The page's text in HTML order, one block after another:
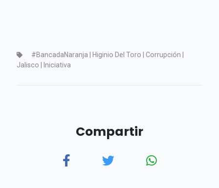
#BancadaNaranja | Higinio Del Toro | Corrupción |
Jalisco | Iniciativa
Compartir